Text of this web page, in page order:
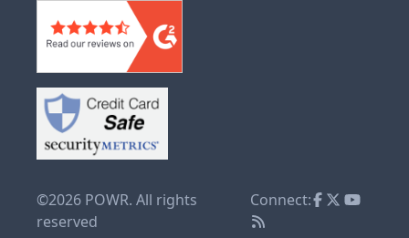
©2026 POWR. All rights
reserved
Connect: